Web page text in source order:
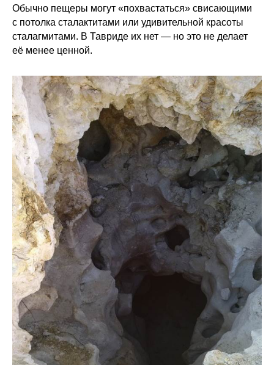
Обычно пещеры могут «похвастаться» свисающими
с потолка сталактитами или удивительной красоты
сталагмитами. В Тавриде их нет — но это не делает
её менее ценной.